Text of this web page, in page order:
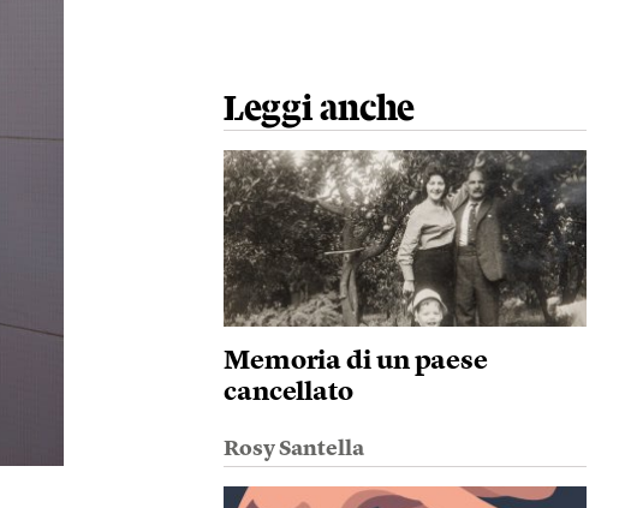
Leggi anche
Memoria di un paese
cancellato
Rosy Santella